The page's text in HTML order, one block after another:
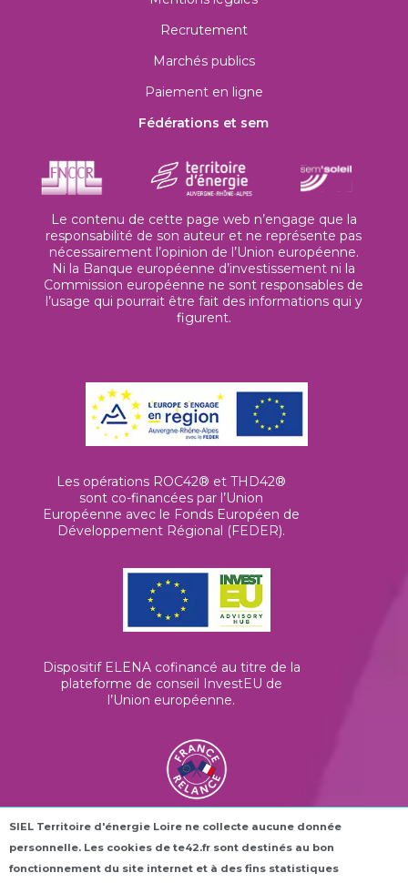
Recrutement
Marchés publics
Paiement en ligne
Fédérations et sem
Le contenu de cette page web n’engage que la
responsabilité de son auteur et ne représente pas
nécessairement l’opinion de l’Union européenne.
Ni la Banque européenne d’investissement ni la
Commission européenne ne sont responsables de
l’usage qui pourrait être fait des informations qui y
figurent.
Les opérations ROC42® et THD42®
sont co-financées par l’Union
Européenne avec le Fonds Européen de
Développement Régional (FEDER).
Dispositif ELENA cofinancé au titre de la
plateforme de conseil InvestEU de
l’Union européenne.
Les horloges connectées ROC42® sont
financées dans le cadre du plan France
Relance.
SIEL Territoire d'énergie Loire ne collecte aucune donnée
personnelle. Les cookies de te42.fr sont destinés au bon
fonctionnement du site internet et à des fins statistiques